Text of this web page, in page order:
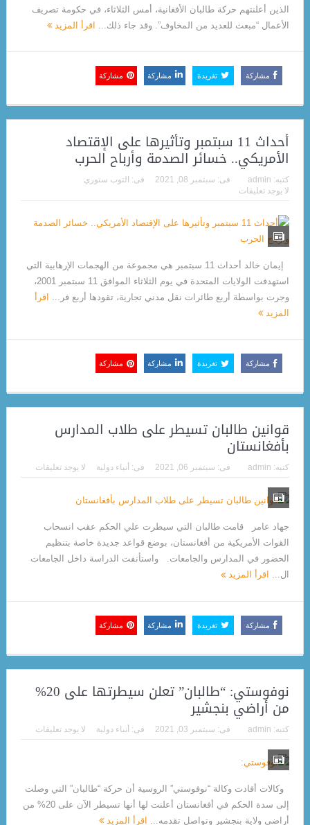
الذين أعلنتهم حركة طالبان الأفغانية، أمس الثلاثاء، في حكومة تصريف
الأعمال “مبعث للعديد من المخاوف”. وقد جاء ذلك... اقرأ المزيد
مشاركة تغريدة مشاركة مشاركة
أحداث 11 سبتمبر وتأثيرها على الإقتصاد
الأمريكي.. خسائر الصدمة وأرباح الحرب
كتبه: admin فى: سبتمبر 08, 2021 فى: التوب ستوري
لا يوجد تعليقات
إيمان خالد أحداث 11 سبتمبر هي مجموعة من الهجمات الإرهابية التي
استهدفت الولايات المتحدة في يوم الثلاثاء الموافق 11 سبتمبر 2001،
وجرت بواسطة أربع طائرات نقل مدني تجارية، تقودها أربع فر... اقرأ
المزيد
مشاركة تغريدة مشاركة مشاركة
قوانين طالبان تسيطر على طلاب المدارس
بأفغانستان
كتبه: admin فى: سبتمبر 06, 2021 فى: أنباء دولية لا يوجد تعليقات
جهاد عامر قامت طالبان التي سيطرت علي الحكم عقب انسحاب
القوات الأمريكية من أفغانستان، بوضع قواعد جديدة خاصة بتنظيم
الحضور في المدارس والجامعات. واستأنفت الدراسة داخل الجامعات
ال... اقرأ المزيد
مشاركة تغريدة مشاركة مشاركة
نوفوستي: “طالبان” تعلن سيطرتها على 20%
من أراضي بنجشير
كتبه: admin فى: سبتمبر 03, 2021 فى: أنباء دولية لا يوجد تعليقات
وكالات أفادت وكالة “نوفوستي” الروسية أن حركة “طالبان” التي وصلت
إلى سدة الحكم في أفغانستان أعلنت لها أنها تسيطر الآن على 20% من
أراضي ولاية بنجشير وتواصل تقدمه... اقرأ المزيد